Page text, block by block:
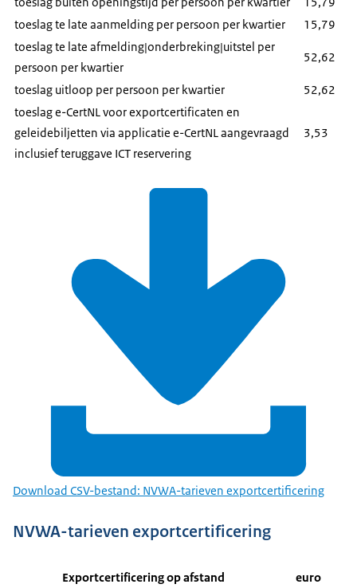
toeslag te late aanmelding per persoon per kwartier
15,79
toeslag te late afmelding|onderbreking|uitstel per
persoon per kwartier
52,62
toeslag uitloop per persoon per kwartier
52,62
toeslag e-CertNL voor exportcertificaten en
geleidebiljetten via applicatie e-CertNL aangevraagd
inclusief teruggave ICT reservering
3,53
Download CSV-bestand: NVWA-tarieven exportcertificering
NVWA-tarieven exportcertificering
Exportcertificering op afstand
euro